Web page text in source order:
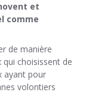
et
comme
de manière
qui choisissent de
ayant pour
volontiers